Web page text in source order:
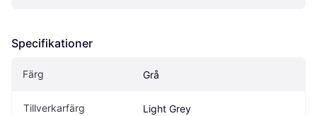
Specifikationer
Färg Grå
Tillverkarfärg Light Grey